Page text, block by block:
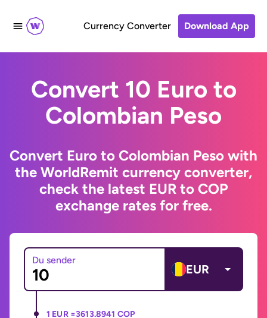
Currency Converter Download App
Convert 10 Euro to
Colombian Peso
Convert Euro to Colombian Peso with
the WorldRemit currency converter,
check the latest EUR to COP
exchange rates for free.
Du sender
EUR
1 EUR =3613.8941 COP